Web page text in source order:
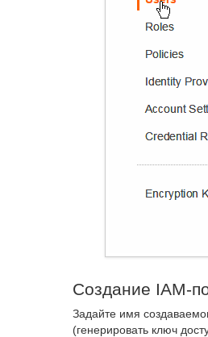
Создание IAM-
Задайте имя
(генерировать ключ